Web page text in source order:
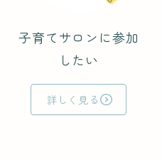
子育てサロンに参加
したい
詳しく見る